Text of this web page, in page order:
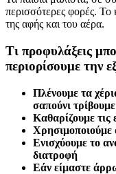
περισσότερες φορές.
της αφής και του αέρα.
Τι προφυλάξεις
περιορίσουμε την
Πλένουμε τα
σαπούνι
Καθαρίζουμε τις
Χρησιμοποιούμε
Ενισχύουμε το
διατροφή
Εάν είμαστε